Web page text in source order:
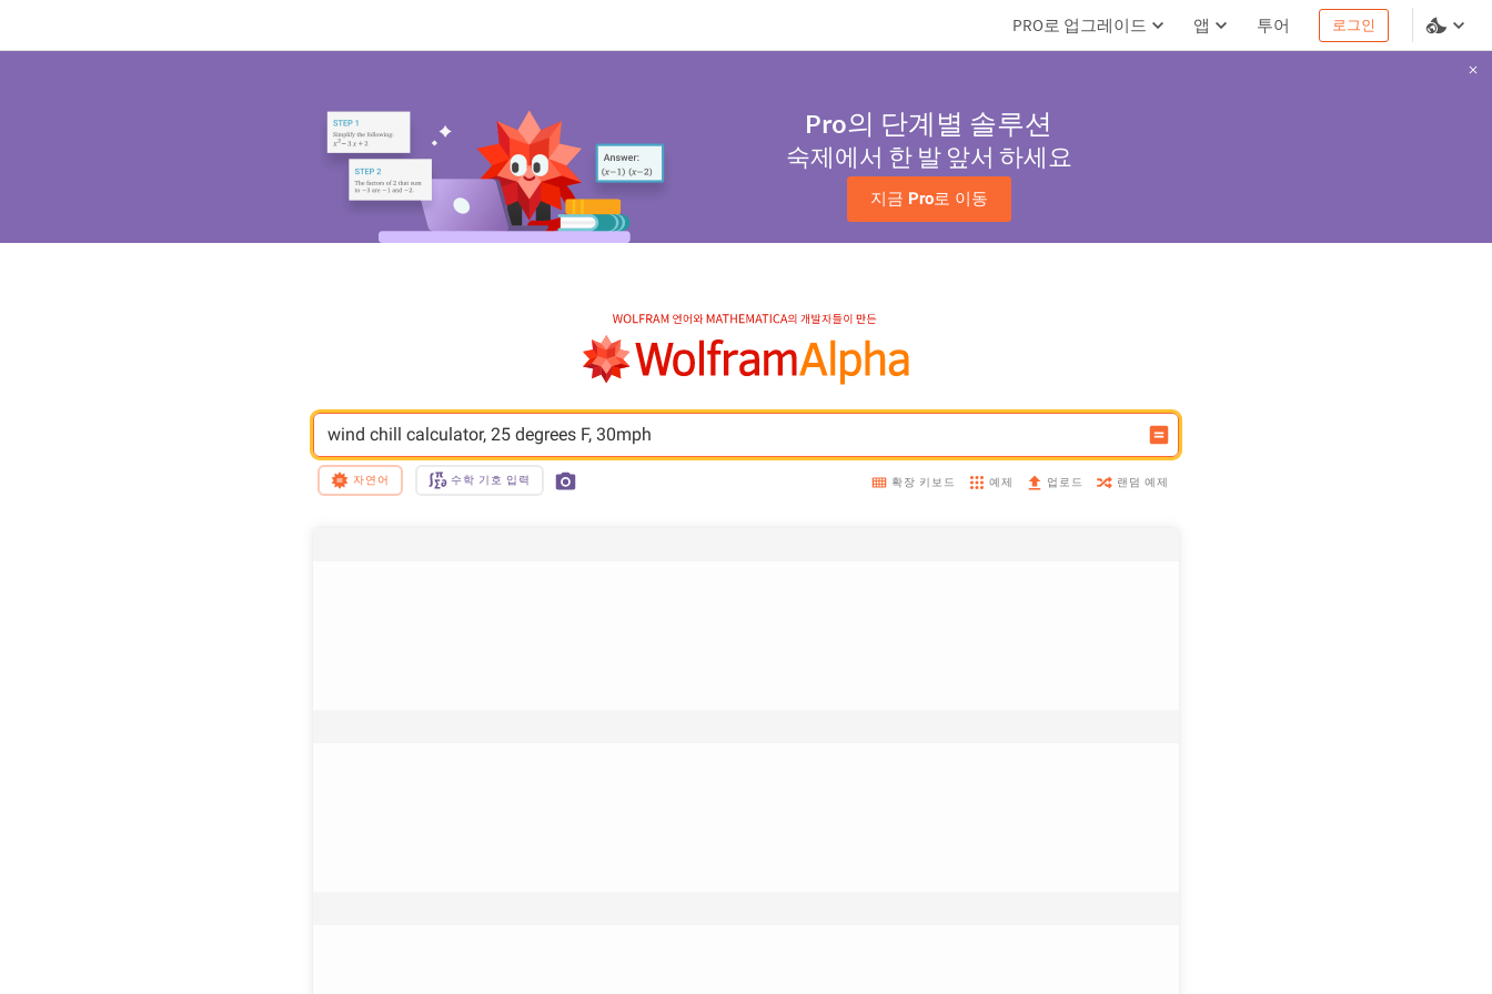
PRO로 업그레이드 앱 투어 로그인
Pro의 단계별 솔루션
숙제에서 한 발 앞서 하세요
지금 Pro로 이동
wind chill calculator, 25 degrees F, 30mph
자연어 수학 기호 입력 확장 키보드 예제 업로드 랜덤 예제